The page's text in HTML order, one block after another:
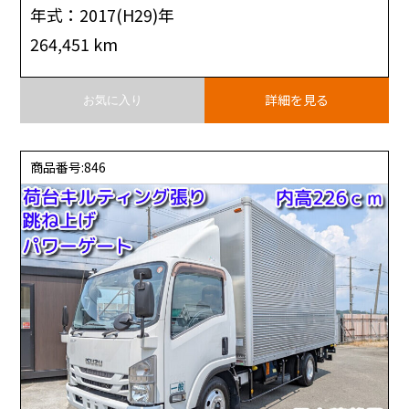
年式：2017(H29)年
264,451 km
お気に入り 詳細を見る
商品番号:846